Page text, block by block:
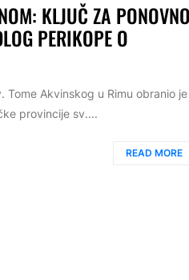
KLJUČ ZA PONOVNO
PERIKOPE O
Tome Akvinskog u Rimu obranio je
provincije sv....
READ MORE